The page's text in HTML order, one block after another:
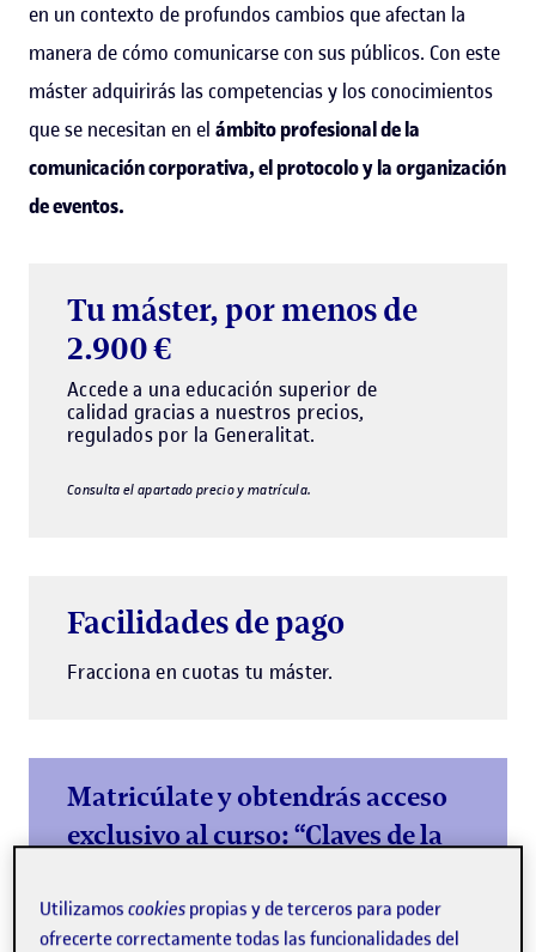
en un contexto de profundos cambios que afectan la
manera de cómo comunicarse con sus públicos. Con este
máster adquirirás las competencias y los conocimientos
que se necesitan en el ámbito profesional de la
comunicación corporativa, el protocolo y la organización
de eventos.
Tu máster, por menos de
2.900 €
Accede a una educación superior de
calidad gracias a nuestros precios,
regulados por la Generalitat.
Consulta el apartado precio y matrícula.
Facilidades de pago
Fracciona en cuotas tu máster.
Matricúlate y obtendrás acceso
exclusivo al curso: “Claves de la
comunicación y el diseño”
Utilizamoscookies propias y de terceros para poder
ofrecerte correctamente todas las funcionalidades del